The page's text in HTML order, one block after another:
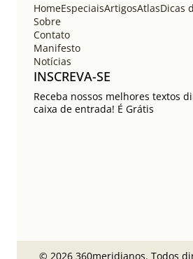
HomeEspeciaisArtigosAtlasDicas
Sobre
Contato
Manifesto
Notícias
INSCREVA-SE
Receba nossos melhores textos
caixa de entrada! É Grátis
© 2026 360meridianos. Todos